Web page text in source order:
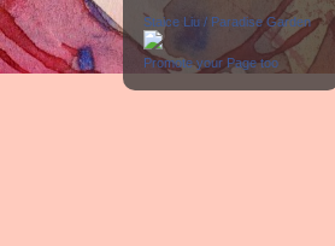
Staice Liu / Paradise Garden
Promote your Page too